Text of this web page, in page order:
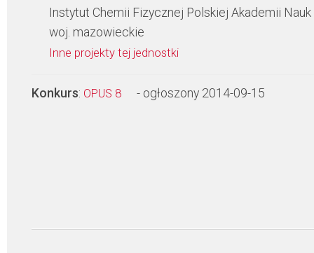
Instytut Chemii Fizycznej Polskiej Akademii Nauk
woj. mazowieckie
Inne projekty tej jednostki
Konkurs: OPUS 8 - ogłoszony 2014-09-15